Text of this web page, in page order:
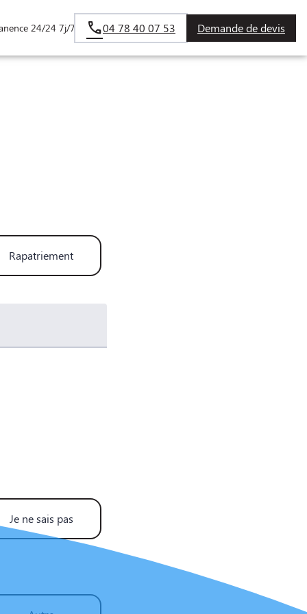
24/24 7j/7 04 78 40 07 53 Demande de devis
Rapatriement
Je ne sais pas